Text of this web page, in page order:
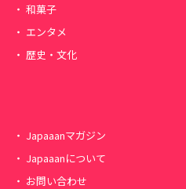
和菓子
エンタメ
歴史・文化
Japaaanマガジン
Japaaanについて
お問い合わせ